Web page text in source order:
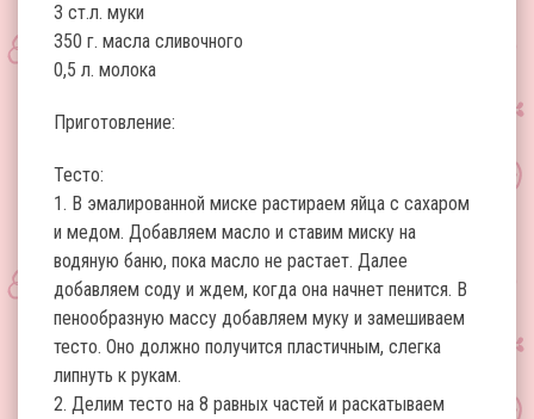
3 ст.л. муки
350 г. масла сливочного
0,5 л. молока
Приготовление:
Тесто:
1. В эмалированной миске растираем яйца с сахаром
и медом. Добавляем масло и ставим миску на
водяную баню, пока масло не растает. Далее
добавляем соду и ждем, когда она начнет пенится. В
пенообразную массу добавляем муку и замешиваем
тесто. Оно должно получится пластичным, слегка
липнуть к рукам.
2. Делим тесто на 8 равных частей и раскатываем